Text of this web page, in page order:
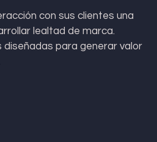
con sus clientes una
lealtad de marca.
para generar valor